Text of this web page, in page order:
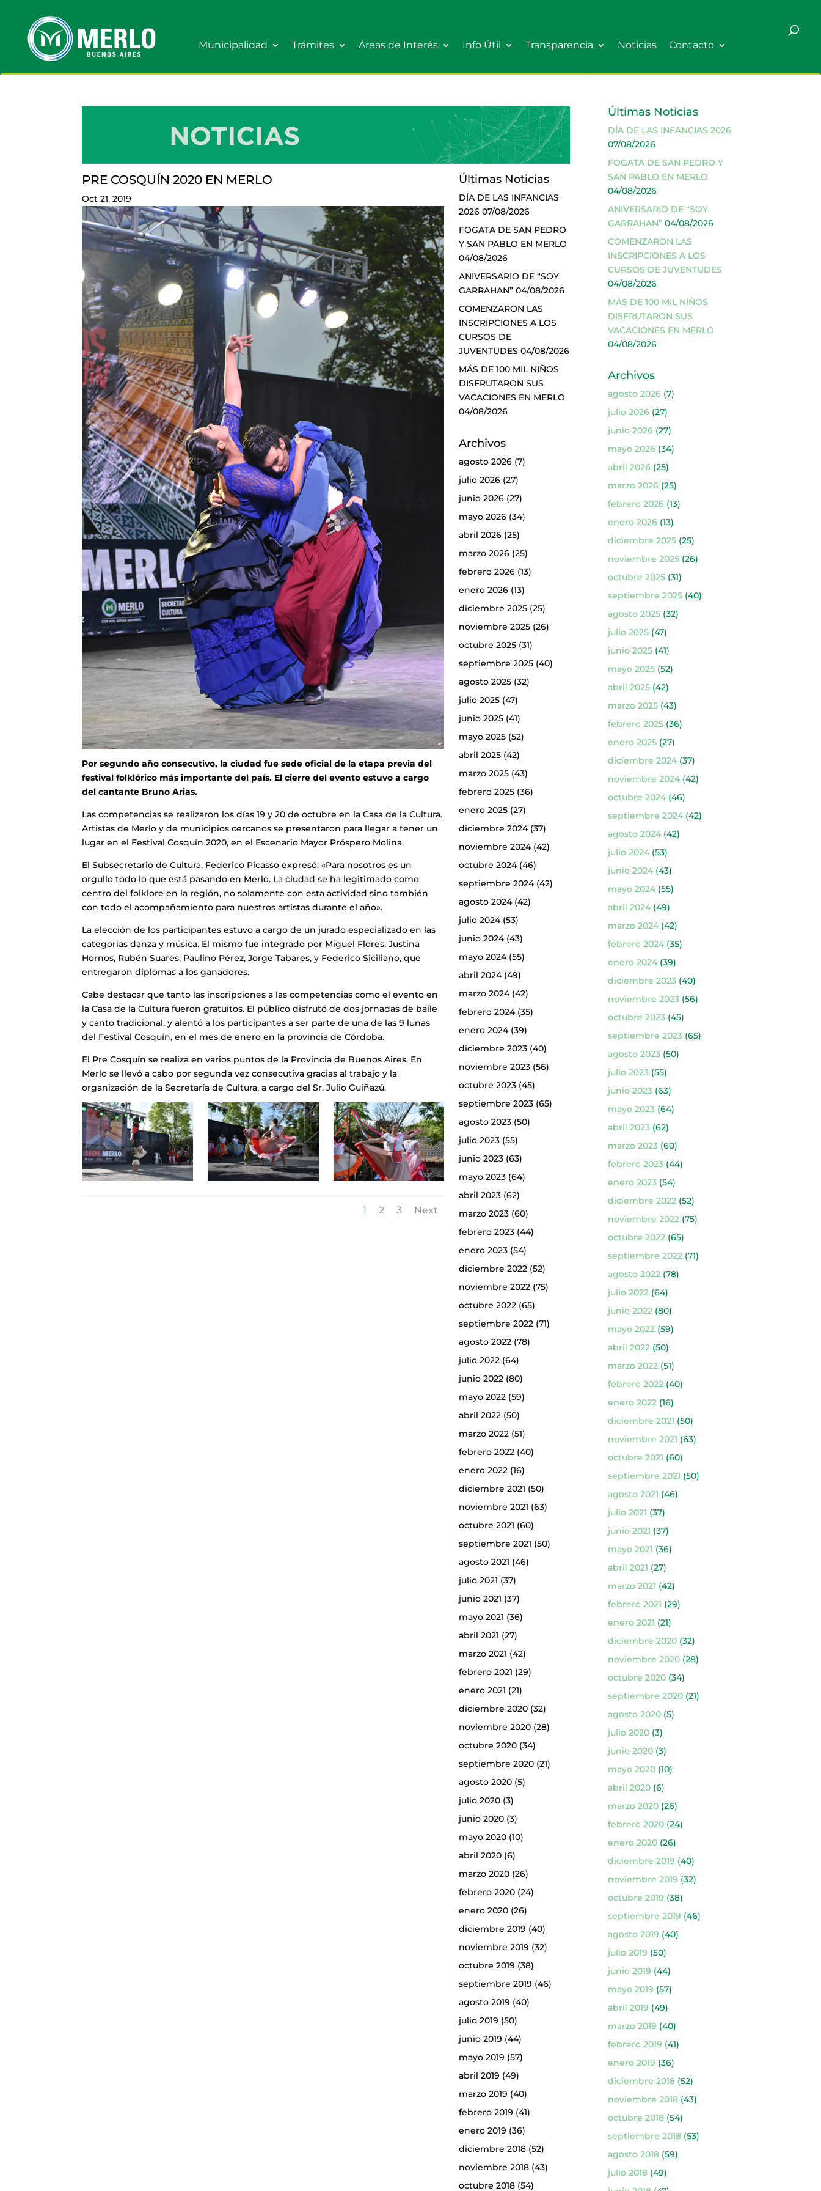
Municipalidad Trámites Áreas de Interés Info Útil Transparencia Noticias Contacto
PRE COSQUÍN 2020 EN MERLO
Oct 21, 2019
Por segundo año consecutivo, la ciudad fue sede oficial de la etapa previa del
festival folklórico más importante del país. El cierre del evento estuvo a cargo
del cantante Bruno Arias.
Las competencias se realizaron los días 19 y 20 de octubre en la Casa de la Cultura.
Artistas de Merlo y de municipios cercanos se presentaron para llegar a tener un
lugar en el Festival Cosquín 2020, en el Escenario Mayor Próspero Molina.
El Subsecretario de Cultura, Federico Picasso expresó: «Para nosotros es un
orgullo todo lo que está pasando en Merlo. La ciudad se ha legitimado como
centro del folklore en la región, no solamente con esta actividad sino también
con todo el acompañamiento para nuestros artistas durante el año».
La elección de los participantes estuvo a cargo de un jurado especializado en las
categorías danza y música. El mismo fue integrado por Miguel Flores, Justina
Hornos, Rubén Suares, Paulino Pérez, Jorge Tabares, y Federico Siciliano, que
entregaron diplomas a los ganadores.
Cabe destacar que tanto las inscripciones a las competencias como el evento en
la Casa de la Cultura fueron gratuitos. El público disfrutó de dos jornadas de baile
y canto tradicional, y alentó a los participantes a ser parte de una de las 9 lunas
del Festival Cosquín, en el mes de enero en la provincia de Córdoba.
El Pre Cosquín se realiza en varios puntos de la Provincia de Buenos Aires. En
Merlo se llevó a cabo por segunda vez consecutiva gracias al trabajo y la
organización de la Secretaría de Cultura, a cargo del Sr. Julio Guiñazú.
1 2 3 Next
Últimas Noticias
DÍA DE LAS INFANCIAS
2026 07/08/2026
FOGATA DE SAN PEDRO
Y SAN PABLO EN MERLO
04/08/2026
ANIVERSARIO DE “SOY
GARRAHAN” 04/08/2026
COMENZARON LAS
INSCRIPCIONES A LOS
CURSOS DE
JUVENTUDES 04/08/2026
MÁS DE 100 MIL NIÑOS
DISFRUTARON SUS
VACACIONES EN MERLO
04/08/2026
Archivos
agosto 2026 (7)
julio 2026 (27)
junio 2026 (27)
mayo 2026 (34)
abril 2026 (25)
marzo 2026 (25)
febrero 2026 (13)
enero 2026 (13)
diciembre 2025 (25)
noviembre 2025 (26)
octubre 2025 (31)
septiembre 2025 (40)
agosto 2025 (32)
julio 2025 (47)
junio 2025 (41)
mayo 2025 (52)
abril 2025 (42)
marzo 2025 (43)
febrero 2025 (36)
enero 2025 (27)
diciembre 2024(37)
noviembre 2024(42)
octubre 2024(46)
septiembre 2024(42)
agosto 2024(42)
julio 2024(53)
junio 2024(43)
mayo 2024(55)
abril 2024(49)
marzo 2024(42)
febrero 2024(35)
enero 2024(39)
diciembre 2023 (40)
noviembre 2023 (56)
octubre 2023 (45)
septiembre 2023 (65)
agosto 2023 (50)
julio 2023 (55)
junio 2023 (63)
mayo 2023 (64)
abril 2023 (62)
marzo 2023 (60)
febrero 2023 (44)
enero 2023 (54)
diciembre 2022 (52)
noviembre 2022 (75)
octubre 2022 (65)
septiembre 2022 (71)
agosto 2022 (78)
julio 2022 (64)
junio 2022 (80)
mayo 2022 (59)
abril 2022 (50)
marzo 2022 (51)
febrero 2022 (40)
enero 2022 (16)
diciembre 2021 (50)
noviembre 2021 (63)
octubre 2021 (60)
septiembre 2021 (50)
agosto 2021 (46)
julio 2021 (37)
junio 2021 (37)
mayo 2021 (36)
abril 2021 (27)
marzo 2021 (42)
febrero 2021 (29)
enero 2021 (21)
diciembre 2020 (32)
noviembre 2020 (28)
octubre 2020 (34)
septiembre 2020 (21)
agosto 2020 (5)
julio 2020 (3)
junio 2020 (3)
mayo 2020 (10)
abril 2020 (6)
marzo 2020 (26)
febrero 2020 (24)
enero 2020 (26)
diciembre 2019 (40)
noviembre 2019 (32)
octubre 2019 (38)
septiembre 2019 (46)
agosto 2019 (40)
julio 2019 (50)
junio 2019 (44)
mayo 2019 (57)
abril 2019 (49)
marzo 2019 (40)
febrero 2019 (41)
enero 2019 (36)
diciembre 2018 (52)
noviembre 2018 (43)
octubre 2018 (54)
Últimas Noticias
DÍA DE LAS INFANCIAS 2026
07/08/2026
FOGATA DE SAN PEDRO Y
SAN PABLO EN MERLO
04/08/2026
ANIVERSARIO DE “SOY
GARRAHAN” 04/08/2026
COMENZARON LAS
INSCRIPCIONES A LOS
CURSOS DE JUVENTUDES
04/08/2026
MÁS DE 100 MIL NIÑOS
DISFRUTARON SUS
VACACIONES EN MERLO
04/08/2026
Archivos
agosto 2026(7)
julio 2026(27)
junio 2026(27)
mayo 2026(34)
abril 2026(25)
marzo 2026(25)
febrero 2026(13)
enero 2026(13)
diciembre 2025(25)
noviembre 2025(26)
octubre 2025(31)
septiembre 2025(40)
agosto 2025(32)
julio 2025(47)
junio 2025(41)
mayo 2025(52)
abril 2025(42)
marzo 2025(43)
febrero 2025(36)
enero 2025(27)
diciembre 2024(37)
noviembre 2024(42)
octubre 2024(46)
septiembre 2024(42)
agosto 2024(42)
julio 2024(53)
junio 2024(43)
mayo 2024(55)
abril 2024(49)
marzo 2024(42)
febrero 2024(35)
enero 2024(39)
diciembre 2023(40)
noviembre 2023(56)
octubre 2023(45)
septiembre 2023(65)
agosto 2023(50)
julio 2023(55)
junio 2023(63)
mayo 2023(64)
abril 2023(62)
marzo 2023(60)
febrero 2023(44)
enero 2023(54)
diciembre 2022(52)
noviembre 2022(75)
octubre 2022(65)
septiembre 2022(71)
agosto 2022(78)
julio 2022(64)
junio 2022(80)
mayo 2022(59)
abril 2022(50)
marzo 2022(51)
febrero 2022(40)
enero 2022(16)
diciembre 2021 (50)
noviembre 2021 (63)
octubre 2021 (60)
septiembre 2021 (50)
agosto 2021 (46)
julio 2021 (37)
junio 2021 (37)
mayo 2021 (36)
abril 2021 (27)
marzo 2021 (42)
febrero 2021 (29)
enero 2021 (21)
diciembre 2020(32)
noviembre 2020(28)
octubre 2020(34)
septiembre 2020(21)
agosto 2020(5)
julio 2020(3)
junio 2020(3)
mayo 2020(10)
abril 2020(6)
marzo 2020(26)
febrero 2020(24)
enero 2020(26)
diciembre 2019 (40)
noviembre 2019 (32)
octubre 2019 (38)
septiembre 2019 (46)
agosto 2019 (40)
julio 2019 (50)
junio 2019 (44)
mayo 2019 (57)
abril 2019 (49)
marzo 2019 (40)
febrero 2019 (41)
enero 2019 (36)
diciembre 2018(52)
noviembre 2018(43)
octubre 2018(54)
septiembre 2018(53)
agosto 2018(59)
julio 2018(49)